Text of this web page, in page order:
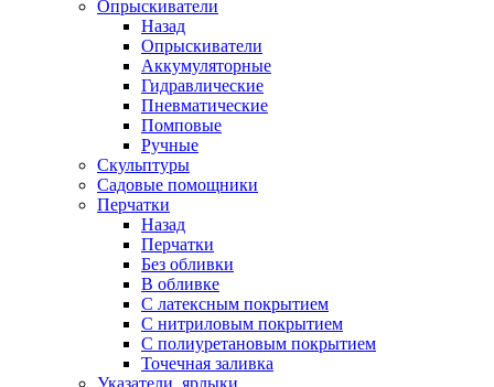
Опрыскиватели
Назад
Опрыскиватели
Аккумуляторные
Гидравлические
Пневматические
Помповые
Ручные
Скульптуры
Садовые помощники
Перчатки
Назад
Перчатки
Без обливки
В обливке
С латексным покрытием
С нитриловым покрытием
С полиуретановым покрытием
Точечная заливка
Указатели, ярлыки